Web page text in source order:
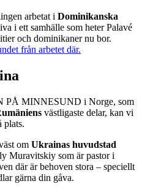
arbetat i Dominikanska
i ett samhälle som heter Palavé
och dominikaner nu bor.
från arbetet där.
PÅ MINNESUND i Norge, som
västligaste delar, kan vi
plats.
om Ukrainas huvudstad
Muravitskiy som är pastor i
där är behoven stora – speciellt
gärna din gåva.